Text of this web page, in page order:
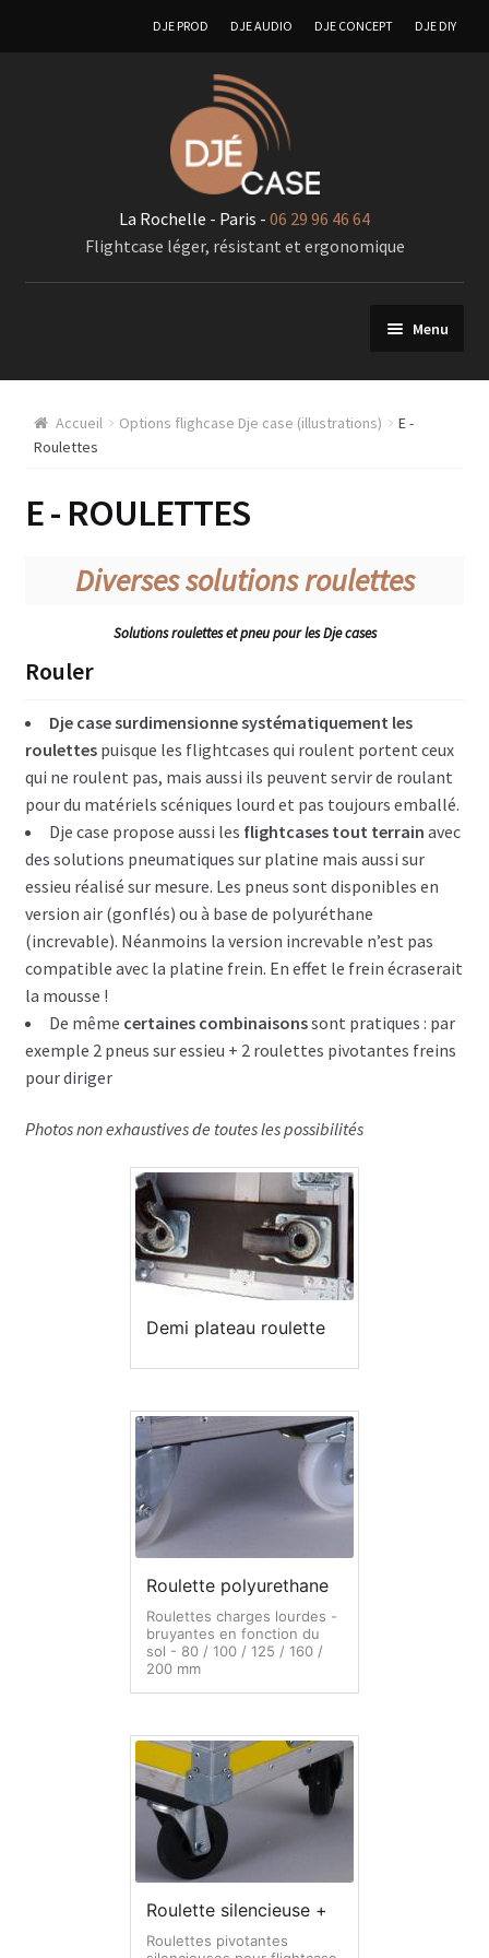
DJE PROD DJE AUDIO DJE CONCEPT DJE DIY
La Rochelle - Paris - 06 29 96 46 64
Flightcase léger, résistant et ergonomique
Menu
FlIghtcases sur mesure
A – Generalité « Flightcases sur mesures »
Console lumière, son & vidéo
Microphones & pieds
Enceinte & Dolly
Flightcase Combo – enceinte instrument
Flightcases Instruments musique
Pedalboard
Flightcase Appareils photo
Flightcase Informatique
Table & divers Dj
Disque CD & vinyls
Flightcase avec tiroirs
Flightcases Régie déco
Atelier & Servante
Flightcases gros outils ex: Perceuse colonne
Flightcases Terminal de paiement
Flightcases pour Modélisme et Drône
Malle rangement & stockage
Spécial valises outillage, Tools box
Flightcase type Baggage à main
Flightcase type diable
Flightcase Insonorisé
Flightcases maquillage, coiffure, costumier
Flightcases Vidéo projecteur
Remorque flightcase
Options flighcase Dje case (illustrations)
A – Matière & finition
B – Ouvertures flightcases
Accueil Options flighcase Dje case (illustrations)
E -
Roulettes
E - ROULETTES
Diverses solutions roulettes
Solutions roulettes et pneu pour les Dje cases
Rouler
Dje case surdimensionne systématiquement les
roulettespuisque les flightcases qui roulent portent ceux
qui ne roulent pas, mais aussi ils peuvent servir de roulant
pour du matériels scéniques lourd et pas toujours emballé.
Dje case propose aussi les flightcases tout terrain avec
des solutions pneumatiques sur platine mais aussi sur
essieu réalisé sur mesure. Les pneus sont disponibles en
version air (gonflés) ou à base de polyuréthane
(increvable). Néanmoins la version increvable n’est pas
compatible avec la platine frein. En effet le frein écraserait
la mousse !
De même certaines combinaisonssont pratiques : par
exemple 2 pneus sur essieu + 2 roulettes pivotantes freins
pour diriger
Photos non exhaustives de toutes les possibilités
Demi plateau roulette
Roulette polyurethane
Roulettes charges lourdes -
bruyantes en fonction du
sol - 80 / 100 / 125 / 160 /
200 mm
Roulette silencieuse +
Roulettes pivotantes